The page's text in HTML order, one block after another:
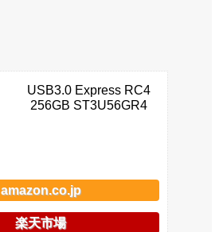
USB3.0 Express RC4
256GB ST3U56GR4
amazon.co.jp
楽天市場